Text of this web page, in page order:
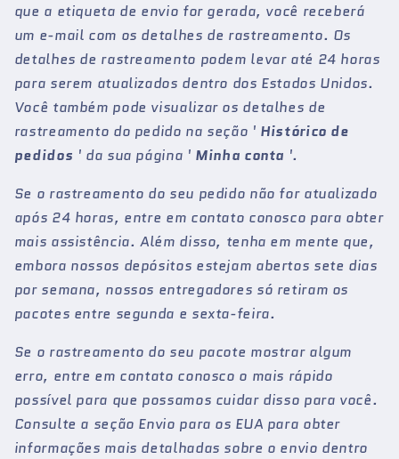
que a etiqueta de envio for gerada, você receberá
um e-mail com os detalhes de rastreamento. Os
detalhes de rastreamento podem levar até 24 horas
para serem atualizados dentro dos Estados Unidos.
Você também pode visualizar os detalhes de
rastreamento do pedido na seção ' Histórico de
pedidos ' da sua página ' Minha conta '.
Se o rastreamento do seu pedido não for atualizado
após 24 horas, entre em contato conosco para obter
mais assistência. Além disso, tenha em mente que,
embora nossos depósitos estejam abertos sete dias
por semana, nossos entregadores só retiram os
pacotes entre segunda e sexta-feira.
Se o rastreamento do seu pacote mostrar algum
erro, entre em contato conosco o mais rápido
possível para que possamos cuidar disso para você.
Consulte a seção Envio para os EUA para obter
informações mais detalhadas sobre o envio dentro